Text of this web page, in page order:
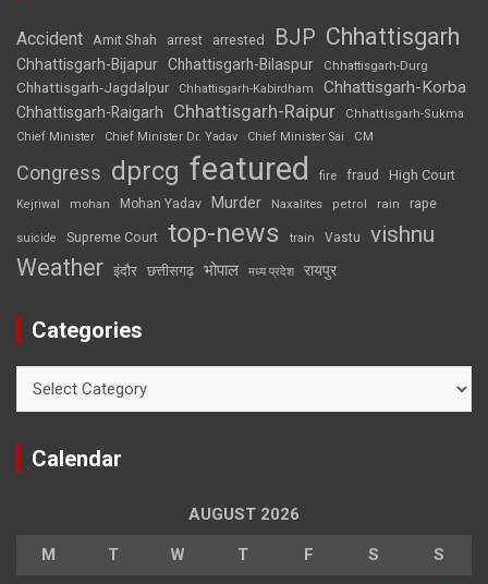
Accident Amit Shah arrest arrested BJP Chhattisgarh
Chhattisgarh-Bijapur Chhattisgarh-Bilaspur Chhattisgarh-Durg
Chhattisgarh-Jagdalpur Chhattisgarh-Kabirdham Chhattisgarh-Korba
Chhattisgarh-Raigarh Chhattisgarh-Raipur
Chhattisgarh-Sukma
Chief Minister
Chief Minister Dr. Yadav Chief Minister Sai CM
Congress dprcg featured fire fraud High Court
Kejriwal mohan Mohan Yadav Murder Naxalites petrol rain rape
suicide Supreme Court top-news train Vastu vishnu
Weather इंदौर छत्तीसगढ़ भोपाल मध्य प्रदेश रायपुर
Categories
Calendar
AUGUST 2026
M T W T F S S